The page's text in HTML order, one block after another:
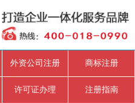
外资公司注册 商标注册
许可证办理 注册指南